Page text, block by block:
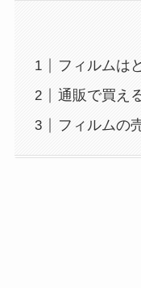
フィルムは
通販で買え
フィルムの